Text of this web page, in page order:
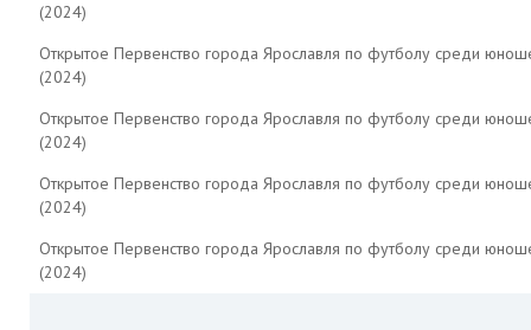
(2024)
Открытое Первенство города Ярославля по футболу среди
(2024)
Открытое Первенство города Ярославля по футболу среди
(2024)
Открытое Первенство города Ярославля по футболу среди
(2024)
Открытое Первенство города Ярославля по футболу среди
(2024)